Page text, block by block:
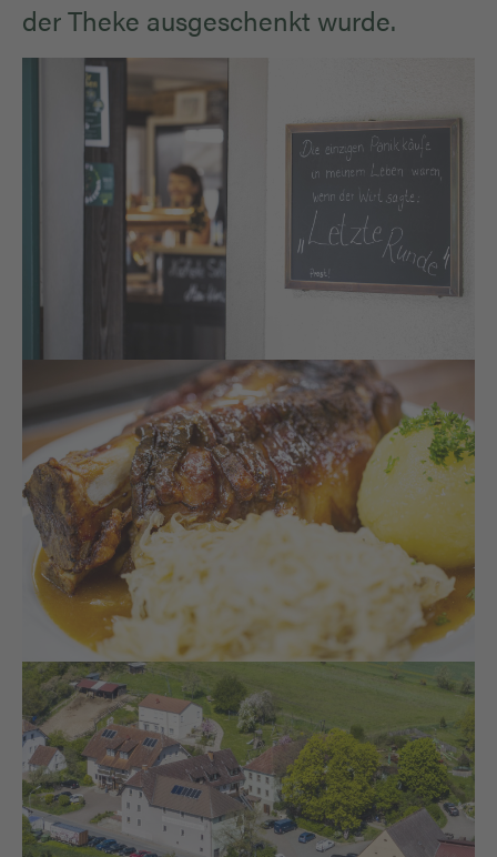
der Theke ausgeschenkt wurde.